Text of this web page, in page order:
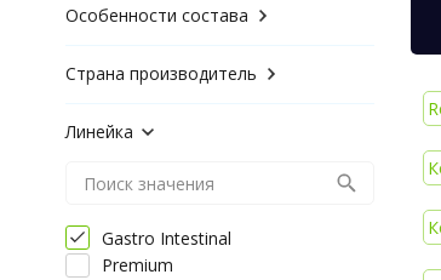
Особенности состава
Страна производитель
Линейка
Premium
Gastro Intestinal